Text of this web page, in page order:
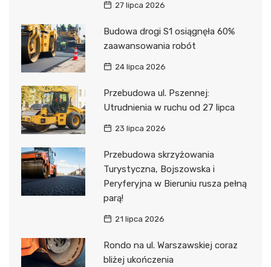
27 lipca 2026
Budowa drogi S1 osiągnęła 60%
zaawansowania robót
24 lipca 2026
Przebudowa ul. Pszennej:
Utrudnienia w ruchu od 27 lipca
23 lipca 2026
Przebudowa skrzyżowania
Turystyczna, Bojszowska i
Peryferyjna w Bieruniu rusza pełną
parą!
21 lipca 2026
Rondo na ul. Warszawskiej coraz
bliżej ukończenia